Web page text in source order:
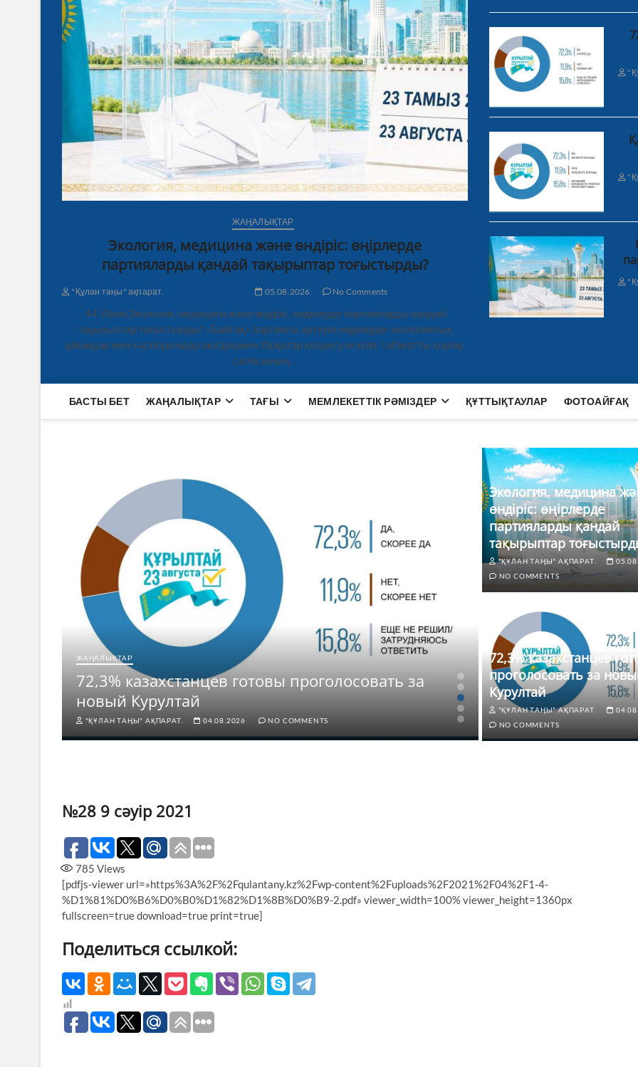
ЖАҢАЛЫҚТАР
Экология, медицина және өндіріс: өңірлерде
партияларды қандай тақырыптар тоғыстырды?
"Құлан таңы" ақпарат. 05.08.2026 No Comments
44 ViewsЭкология, медицина және өндіріс: өңірлерде партияларды қандай
тақырыптар тоғыстырды? «Байтақ» партиясы әртүрлі өңірлерде экологиялық
ұйымдар мен кәсіпорындар өкілдерімен бірқатар кездесу өткізіп, табиғатты қорғау
саласының…
БАСТЫ БЕТ ЖАҢАЛЫҚТАР ТАҒЫ МЕМЛЕКЕТТІК РӘМІЗДЕР ҚҰТТЫҚТАУЛАР ФОТОАЙҒАҚ
ЖАҢАЛЫҚТАР
72,3% казахстанцев готовы проголосовать за
новый Курултай
"ҚҰЛАН ТАҢЫ" АҚПАРАТ. 04.08.2026 NO COMMENTS
ЖАҢАЛЫҚТАР
үшін дауыс
Экология, медицина
өндіріс: өңірлерде
партияларды қандай
тақырыптар
"ҚҰЛАН ТАҢЫ" АҚПАРАТ.
NO COMMENTS
72,3% казахстанцев
проголосовать за
Курултай
"ҚҰЛАН ТАҢЫ" АҚПАРАТ.
NO COMMENTS
№28 9 сәуір 2021
785 Views
[pdfjs-viewer url=»https%3A%2F%2Fqulantany.kz%2Fwp-content%2Fuploads%2F2021%2F04%2F1-4-
%D1%81%D0%B6%D0%B0%D1%82%D1%8B%D0%B9-2.pdf» viewer_width=100% viewer_height=1360px
fullscreen=true download=true print=true]
Поделиться ссылкой: